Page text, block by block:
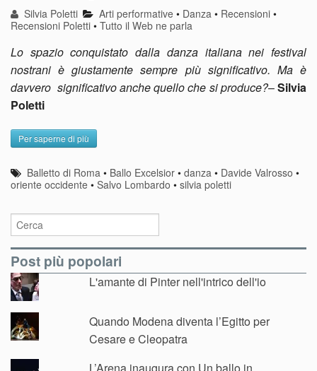
Silvia Poletti Arti performative • Danza • Recensioni •
Recensioni Poletti • Tutto il Web ne parla
Lo spazio conquistato dalla danza italiana nei festival
nostrani è giustamente sempre più significativo. Ma è
davvero significativo anche quello che si produce?–Silvia
Poletti
Per saperne di più
Balletto di Roma • Ballo Excelsior •danza • Davide Valrosso •
oriente occidente • Salvo Lombardo • silvia poletti
Post più popolari
L'amante di Pinter nell'intrico dell'io
Quando Modena diventa l’Egitto per
Cesare e Cleopatra